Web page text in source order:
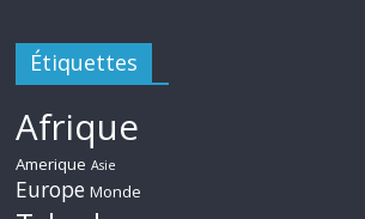
Étiquettes
Afrique
Amerique Asie
Europe Monde